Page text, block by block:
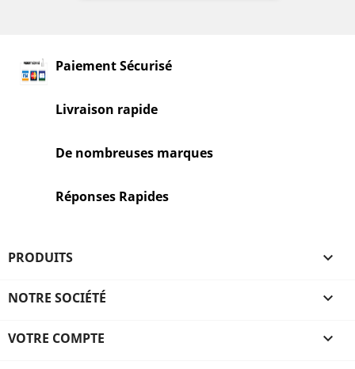
Paiement Sécurisé
Livraison rapide
De nombreuses marques
Réponses Rapides
PRODUITS 
NOTRE SOCIÉTÉ 
VOTRE COMPTE 